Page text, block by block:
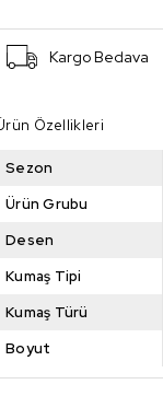
Kargo Bedava
Özellikleri
Sezon
Ürün Grubu
Desen
Kumaş Tipi
Kumaş Türü
Boyut